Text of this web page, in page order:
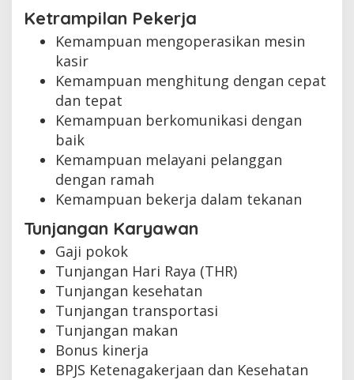
Ketrampilan Pekerja
Kemampuan mengoperasikan mesin
kasir
Kemampuan menghitung dengan cepat
dan tepat
Kemampuan berkomunikasi dengan
baik
Kemampuan melayani pelanggan
dengan ramah
Kemampuan bekerja dalam tekanan
Tunjangan Karyawan
Gaji pokok
Tunjangan Hari Raya (THR)
Tunjangan kesehatan
Tunjangan transportasi
Tunjangan makan
Bonus kinerja
BPJS Ketenagakerjaan dan Kesehatan